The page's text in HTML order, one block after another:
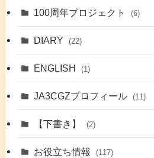
100周年プロジェクト (6)
DIARY (22)
ENGLISH (1)
JA3CGZプロフィール (11)
(7)
【下書き】 (2)
お役立ち情報 (117)